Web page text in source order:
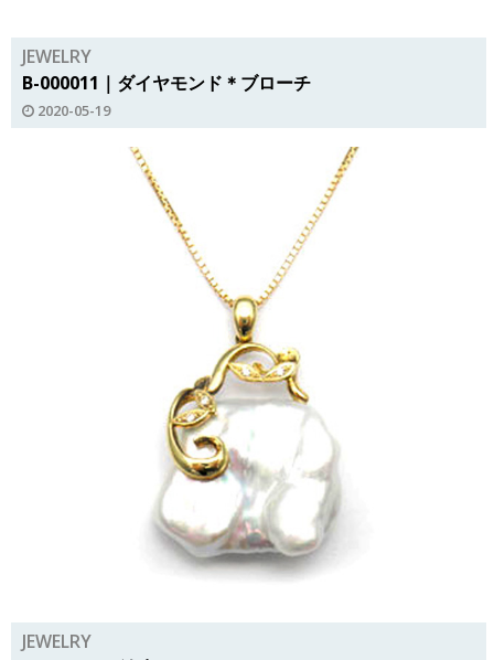
JEWELRY
B-000011｜ダイヤモンド＊ブローチ
2020-05-19
JEWELRY